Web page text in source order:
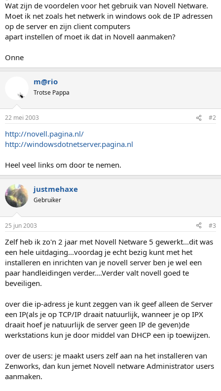
Wat zijn de voordelen voor het gebruik van Novell Netware.
Moet ik net zoals het netwerk in windows ook de IP adressen
op de server en zijn client computers
apart instellen of moet ik dat in Novell aanmaken?
Onne
m@rio
Trotse Pappa
22 mei 2003 #2
http://novell.pagina.nl/
http://windowsdotnetserver.pagina.nl
Heel veel links om door te nemen.
justmehaxe
Gebruiker
25 jun 2003 #3
Zelf heb ik zo'n 2 jaar met Novell Netware 5 gewerkt...dit was
een hele uitdaging...voordag je echt bezig kunt met het
installeren en inrichten van je novell server ben je wel een
paar handleidingen verder....Verder valt novell goed te
beveiligen.
over die ip-adress je kunt zeggen van ik geef alleen de Server
een IP(als je op TCP/IP draait natuurlijk, wanneer je op IPX
draait hoef je natuurlijk de server geen IP de geven)de
werkstations kun je door middel van DHCP een ip toewijzen.
over de users: je maakt users zelf aan na het installeren van
Zenworks, dan kun jemet Novell netware Administrator users
aanmaken.